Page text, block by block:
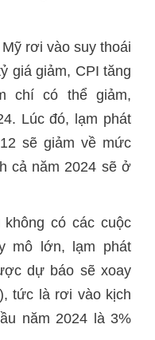
Mỹ rơi vào suy thoái
giá giảm, CPI tăng
chí có thể giảm,
Lúc đó, lạm phát
sẽ giảm về mức
cả năm 2024 sẽ ở
có các cuộc
mô lớn, lạm phát
dự báo sẽ xoay
tức là rơi vào kịch
năm 2024 là 3%